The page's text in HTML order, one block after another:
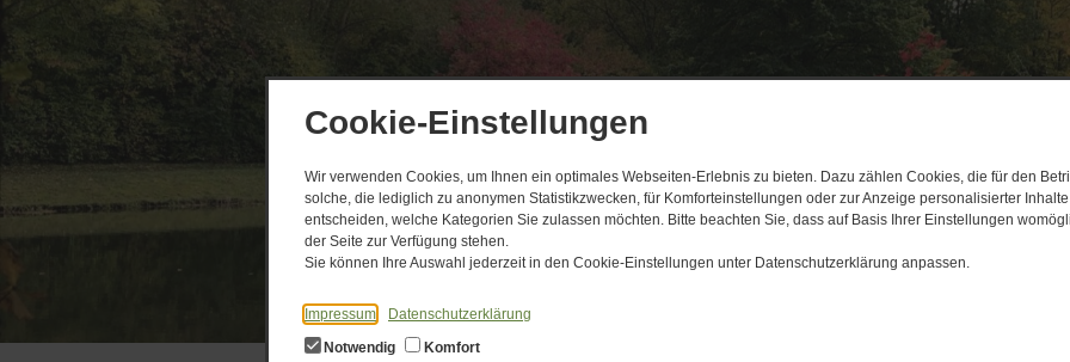
Cookie-Einstellungen
Wir verwenden Cookies, um Ihnen ein optimales Webseiten-Erlebnis zu bieten. Dazu zählen Cookies, die für den
solche, die lediglich zu anonymen Statistikzwecken, für Komforteinstellungen oder zur Anzeige personalisierter
entscheiden, welche Kategorien Sie zulassen möchten. Bitte beachten Sie, dass auf Basis Ihrer Einstellungen
der Seite zur Verfügung stehen.
Sie können Ihre Auswahl jederzeit in den Cookie-Einstellungen unter Datenschutzerklärung anpassen.
Impressum
Datenschutzerklärung
Notwendig
Komfort